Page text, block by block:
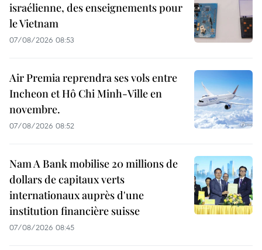
israélienne, des enseignements pour
le Vietnam
07/08/2026 08:53
Air Premia reprendra ses vols entre
Incheon et Hô Chi Minh-Ville en
novembre.
07/08/2026 08:52
Nam A Bank mobilise 20 millions de
dollars de capitaux verts
internationaux auprès d'une
institution financière suisse
07/08/2026 08:45